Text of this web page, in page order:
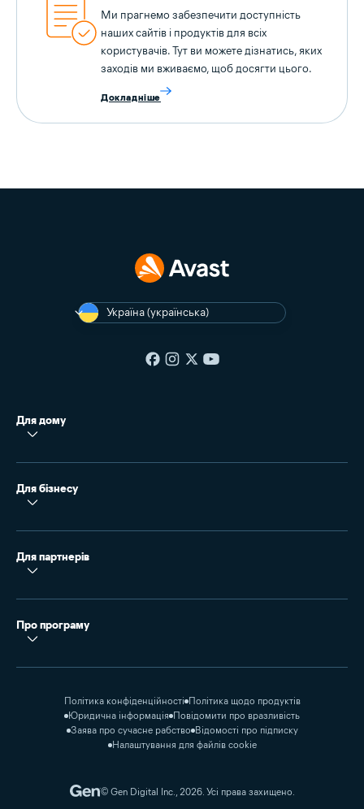
Ми прагнемо забезпечити доступність
наших сайтів і продуктів для всіх
користувачів. Тут ви можете дізнатись, яких
заходів ми вживаємо, щоб досягти цього.
Докладніше
Україна (українська)
Для дому
Для бізнесу
Для партнерів
Про програму
Політика конфіденційності Політика щодо продуктів
Юридична інформація Повідомити про вразливість
Заява про сучасне рабство Відомості про підписку
Налаштування для файлів cookie
© Gen Digital Inc., 2026. Усі права захищено.